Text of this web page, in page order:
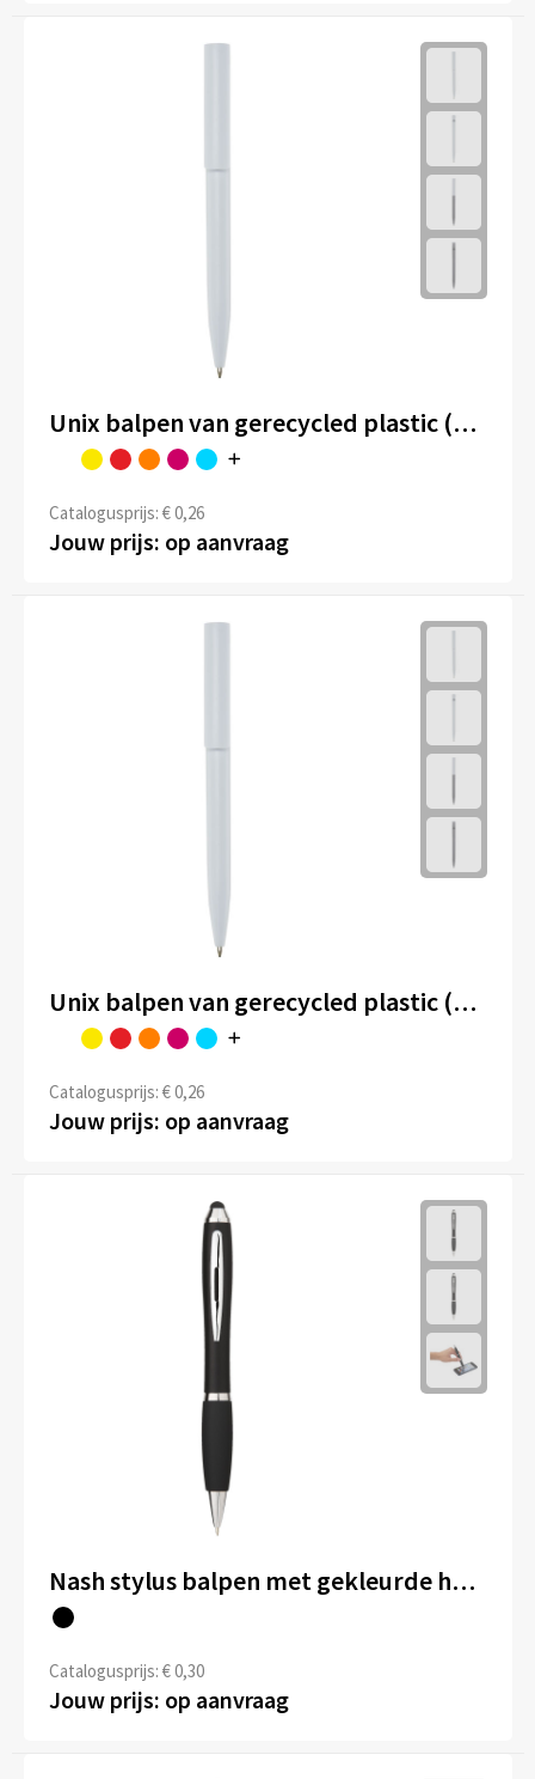
Unix balpen van gerecycled plastic (blauwe inkt)
Catalogusprijs: € 0,26
Jouw prijs: op aanvraag
Unix balpen van gerecycled plastic (zwarte inkt)
Catalogusprijs: € 0,26
Jouw prijs: op aanvraag
Nash stylus balpen met gekleurde houder en zwarte grip (zwarte inkt)
Catalogusprijs: € 0,30
Jouw prijs: op aanvraag